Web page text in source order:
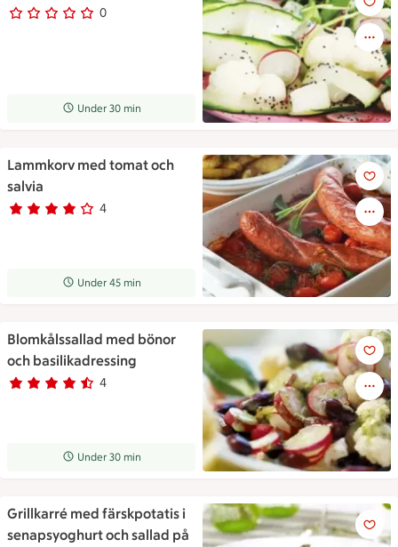
0
0 personer har röstat
Receptet tar Under 30 min att tillaga
Under 30 min
Lammkorv med tomat och
salvia
Betyg 3.8 av 5. 4
4 personer har röstat
Receptet tar Under 45 min att tillaga
Under 45 min
Lammkorv med tomat och
Blomkålssallad med bönor
och basilikadressing
Betyg 4.5 av 5. 4
4 personer har röstat
Receptet tar Under 30 min att tillaga
Under 30 min
Blomkålssallad med bönor
Grillkarré med färskpotatis i
senapsyoghurt och sallad på
Grillkarré med färskpotatis i